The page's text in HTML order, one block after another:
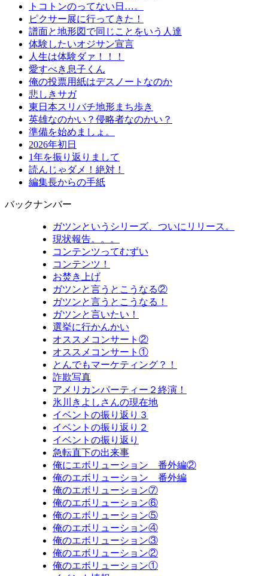
トコトンのってない日…。
ピクサー展に行ってきた！
譜面と地形図で同じことをいう人達
体験したいオジサン宣言
人生は体験ダァ！！！
愛すべき息子くん
俺の投票用紙はデスノートなのか
悲しきサガ
東日本スリバチ地形まち歩き
英雄なのかい？侵略者なのかい？
準備を始めましょ。
2026年初日
1年を振り返りまして
読んじゃダメ！絶対！
編集長からの手紙
バックナンバー
ガツンというシリーズ、ついにリリース。
現状報告。。。
コンテンツってむずい
コンテンツ！
お焚き上げ
ガツンと言うとこうなる②
ガツンと言うとこうなる！
ガツンと言いたい！
選挙に行かんかい
オススメコンサート②
オススメコンサート①
とんでもマーケティング？！
詐欺写真
アメリカンパーティー２終演！
氷川きよしさんの現在地
イベントの振り返り３
イベントの振り返り２
イベントの振り返り
急転直下の出来事
俺にエボリューション 番外編②
俺のエボリューション 番外編
俺のエボリューション⑦
俺のエボリューション⑥
俺のエボリューション⑤
俺のエボリューション④
俺のエボリューション③
俺のエボリューション②
俺のエボリューション①